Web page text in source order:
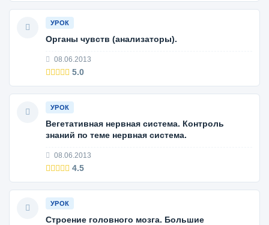
УРОК
Органы чувств (анализаторы).
08.06.2013
5.0
УРОК
Вегетативная нервная система. Контроль
знаний по теме нервная система.
08.06.2013
4.5
УРОК
Строение головного мозга. Большие